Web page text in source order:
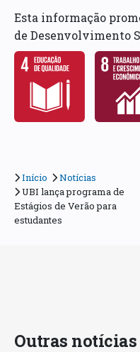
Esta informação
de Desenvolvimento
Início
Notícias
UBI lança programa de
Estágios de Verão para
estudantes
Outras notícias